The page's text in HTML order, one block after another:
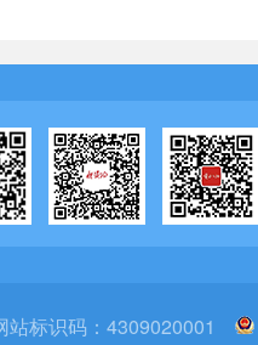
站标识码：4309020001